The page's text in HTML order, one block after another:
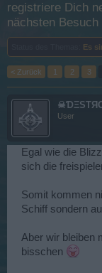
registriere Dich
nächsten
Es
< Zurück 1 2 3
User
Egal wie die
sich die
Somit kommen
Schiff sondern
Aber wir bleiben
bisschen